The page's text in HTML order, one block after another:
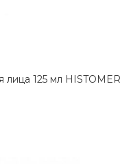
125 мл HISTOMER